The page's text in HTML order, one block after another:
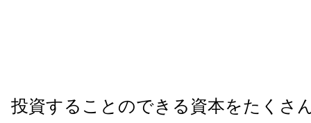
投資することのできる資本をたくさ